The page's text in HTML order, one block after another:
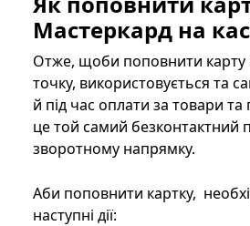
Мастеркард на
Отже, щоби поповнити карту
точку, використовується та
й під час оплати за товари
це той самий безконтактний
зворотному напрямку.
Аби поповнити картку,
наступні дії: